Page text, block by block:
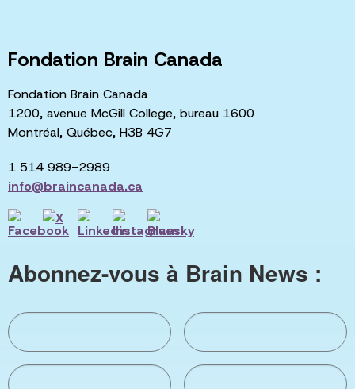
Fondation Brain Canada
Fondation Brain Canada
1200, avenue McGill College, bureau 1600
Montréal, Québec, H3B 4G7
1 514 989-2989
info@braincanada.ca
Abonnez-vous à Brain News :